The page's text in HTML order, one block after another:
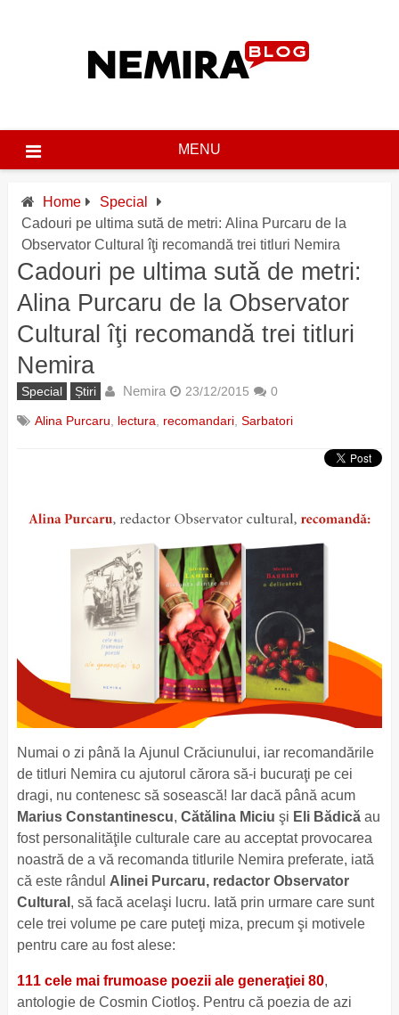
MENU
Home
Special
Cadouri pe ultima sută de metri: Alina Purcaru de la
Observator Cultural îţi recomandă trei titluri Nemira
Cadouri pe ultima sută de metri:
Alina Purcaru de la Observator
Cultural îţi recomandă trei titluri
Nemira
Special Știri Nemira 23/12/2015 0
Alina Purcaru lectura recomandari, Sarbatori
Numai o zi până la Ajunul Crăciunului, iar recomandările
de titluri Nemira cu ajutorul cărora să-i bucuraţi pe cei
dragi, nu contenesc să sosească! Iar dacă până acum
Marius Constantinescu, Cătălina Miciu şi Eli Bădicăau
fost personalităţile culturale care au acceptat provocarea
noastră de a vă recomanda titlurile Nemira preferate, iată
că este rândul Alinei Purcaru, redactor Observator
Cultural , să facă acelaşi lucru. Iată prin urmare care sunt
cele trei volume pe care puteţi miza, precum şi motivele
pentru care au fost alese:
111 cele mai frumoase poezii ale generaţiei 80,
antologie de Cosmin Ciotloş. Pentru că poezia de azi